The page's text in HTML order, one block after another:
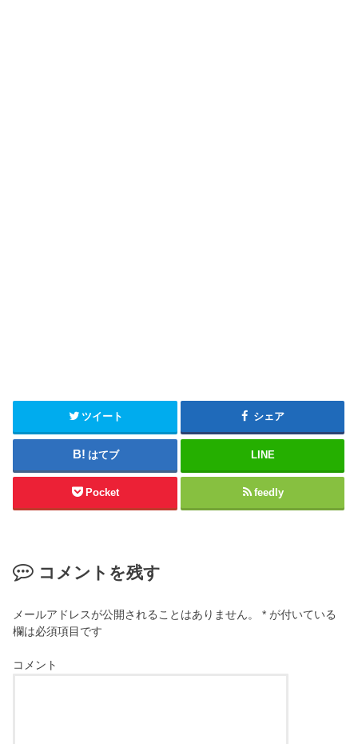
ツイート シェア
はてブ LINE
Pocket feedly
コメントを残す
メールアドレスが公開されることはありません。 * が付いている
欄は必須項目です
コメント